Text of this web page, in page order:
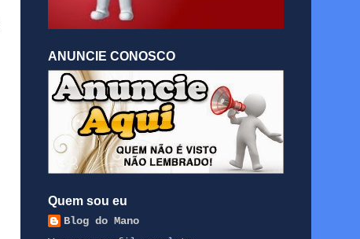
ANUNCIE CONOSCO
Quem sou eu
Blog do Mano